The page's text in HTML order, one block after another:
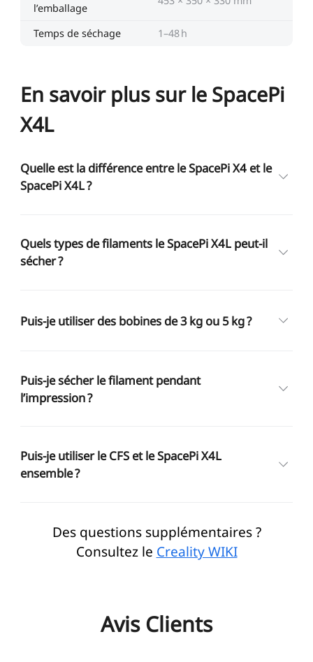
l’emballage
Temps de séchage 1–48 h
En savoir plus sur le SpacePi
X4L
Quelle est la différence entre le SpacePi X4 et le
SpacePi X4L ?
Quels types de filaments le SpacePi X4L peut-il
sécher ?
Puis-je utiliser des bobines de 3 kg ou 5 kg ?
Puis-je sécher le filament pendant
l’impression ?
Puis-je utiliser le CFS et le SpacePi X4L
ensemble ?
Des questions supplémentaires ?
Consultez le Creality WIKI
Avis Clients